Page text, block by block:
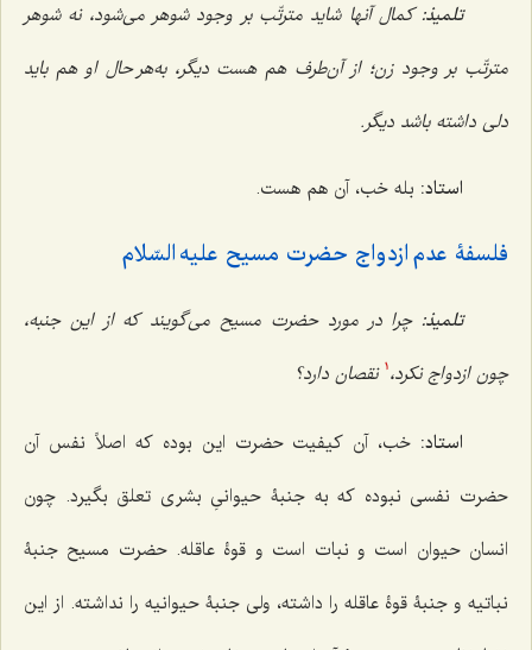
تلمیذ:کمال آنها شاید مترتّب بر وجود شوهر می‌شود، نه شوهر
مترتّب بر وجود زن؛ از آن‌طرف هم هست دیگر، به‌هر حال او هم باید
دلی داشته باشد دیگر.
استاد: بله خب، آن هم هست.
فلسفۀ عدم ازدواج حضرت مسیح علیه السّلام
تلمیذ:چرا در مورد حضرت مسیح می‌گویند که از این جنبه،
چون ازدواج نکرد، 1 نقصان دارد؟
استاد: خب، آن کیفیت حضرت این بوده که اصلاً نفس آن
حضرت نفسی نبوده که به جنبۀ حیوانیِ بشری تعلق بگیرد. چون
انسان حیوان است و نبات است و قوۀ عاقله. حضرت مسیح جنبۀ
نباتیه و جنبۀ قوۀ عاقله را داشته، ولی جنبۀ حیوانیه را نداشته. از این